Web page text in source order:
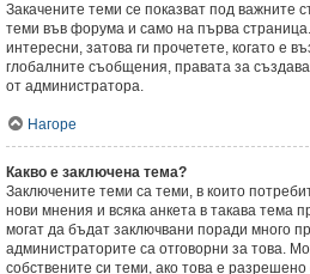
Закачените теми се показват под важните
теми във форума и само на първа
интересни, затова ги прочетете, когато е
глобалните съобщения, правата за
от администратора.
Нагоре
Какво е заключена тема?
Заключените теми са теми, в които
нови мнения и всяка анкета в такава тема
могат да бъдат заключвани поради много
администраторите са отговорни за това.
собствените си теми, ако това е